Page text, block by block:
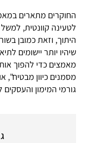
החוקרים מתארים
לטעינה קוונטית,
היתוך, וזאת כמובן
שיהיו יותר יישומים
מאמצים כדי להפוך
מסמנים כיוון מבטיח",
גורמי המימון